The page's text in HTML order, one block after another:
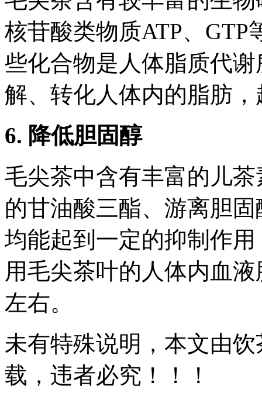
核苷酸类物质ATP、
些化合物是人体脂质代
解、转化人体内的脂肪
6. 降低胆固醇
毛尖茶中含有丰富的儿
的甘油酸三酯、游离胆
均能起到一定的抑制作
用毛尖茶叶的人体内血
左右。
未有特殊说明，本文由
载，违者必究！！！